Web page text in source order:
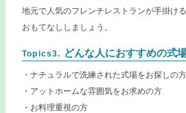
地元で人気のフレンチレストランが手掛け
おもてなししましょう。
Topics3. どんな人におすすめの式
・ナチュラルで洗練された式場をお探しの方
・アットホームな雰囲気をお求めの方
・お料理重視の方